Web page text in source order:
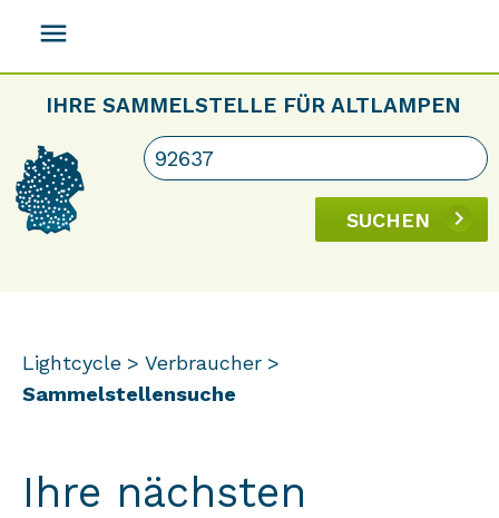
menu
IHRE SAMMELSTELLE FÜR ALTLAMPEN
SUCHEN
Lightcycle
Verbraucher
Sammelstellensuche
Ihre nächsten